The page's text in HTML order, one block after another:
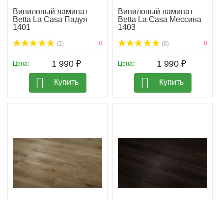
Виниловый ламинат
Betta La Casa Падуя
1401
(2)
Цена: 1 990 ₽
Купить
Виниловый ламинат
Betta La Casa Мессина
1403
(6)
Цена: 1 990 ₽
Купить